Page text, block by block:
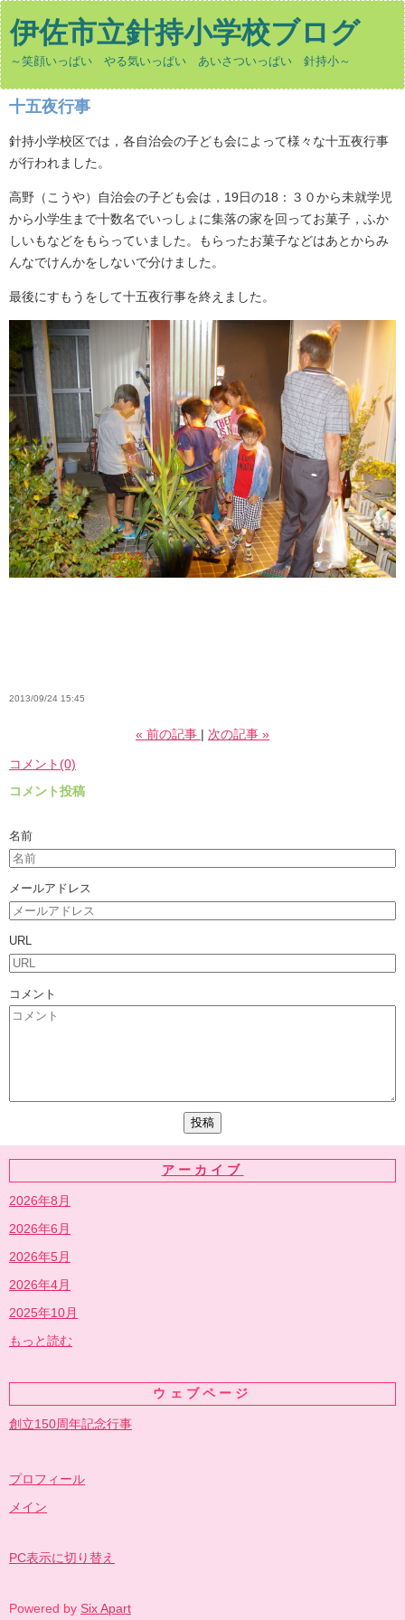
伊佐市立針持小学校ブログ
～笑顔いっぱい やる気いっぱい あいさついっぱい 針持小～
十五夜行事
針持小学校区では，各自治会の子ども会によって様々な十五夜行事
が行われました。
高野（こうや）自治会の子ども会は，19日の18：３０から未就学児
から小学生まで十数名でいっしょに集落の家を回ってお菓子，ふか
しいもなどをもらっていました。もらったお菓子などはあとからみ
んなでけんかをしないで分けました。
最後にすもうをして十五夜行事を終えました。
2013/09/24 15:45
« 前の記事 次の記事 »
コメント(0)
コメント投稿
名前
メールアドレス
URL
コメント
アーカイブ
2026年8月
2026年6月
2026年5月
2026年4月
2025年10月
もっと読む
ウェブページ
創立150周年記念行事
プロフィール
メイン
PC表示に切り替え
Powered by Six Apart